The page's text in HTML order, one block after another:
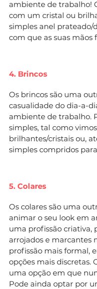
ambiente de trabalho!
com um cristal ou
simples anel prateado/
com que as suas
4. Brincos
Os brincos são uma
casualidade do dia-a-
ambiente de trabalho.
simples, tal como
brilhantes/cristais ou,
simples compridos
5. Colares
Os colares são uma
animar o seu look em
uma profissão criativa,
arrojados e marcantes
profissão mais formal,
opções mais discretas.
uma opção em que
Pode ainda optar por